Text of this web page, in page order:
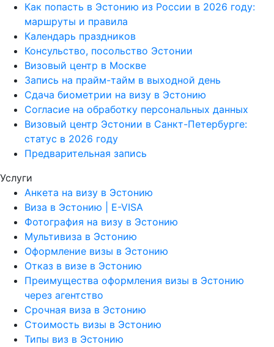
Как попасть в Эстонию из России в 2026 году:
маршруты и правила
Календарь праздников
Консульство, посольство Эстонии
Визовый центр в Москве
Запись на прайм-тайм в выходной день
Сдача биометрии на визу в Эстонию
Согласие на обработку персональных данных
Визовый центр Эстонии в Санкт-Петербурге:
статус в 2026 году
Предварительная запись
Услуги
Анкета на визу в Эстонию
Виза в Эстонию | E-VISA
Фотография на визу в Эстонию
Мультивиза в Эстонию
Оформление визы в Эстонию
Отказ в визе в Эстонию
Преимущества оформления визы в Эстонию
через агентство
Срочная виза в Эстонию
Стоимость визы в Эстонию
Типы виз в Эстонию